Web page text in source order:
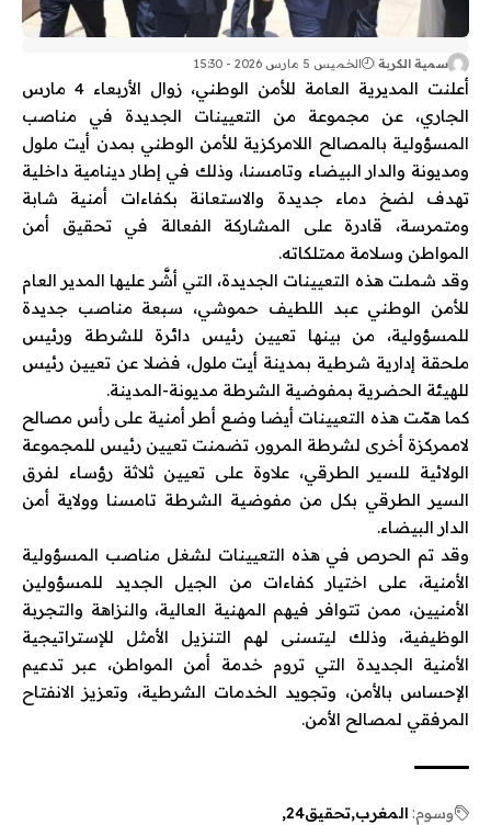
سمية الكربة الخميس 5 مارس 2026 - 15:30
أعلنت المديرية العامة للأمن الوطني، زوال الأربعاء 4 مارس
الجاري، عن مجموعة من التعيينات الجديدة في مناصب
المسؤولية بالمصالح اللامركزية للأمن الوطني بمدن أيت ملول
ومديونة والدار البيضاء وتامسنا، وذلك في إطار دينامية داخلية
تهدف لضخ دماء جديدة والاستعانة بكفاءات أمنية شابة
ومتمرسة، قادرة على المشاركة الفعالة في تحقيق أمن
المواطن وسلامة ممتلكاته.
وقد شملت هذه التعيينات الجديدة، التي أشَّر عليها المدير العام
للأمن الوطني عبد اللطيف حموشي، سبعة مناصب جديدة
للمسؤولية، من بينها تعيين رئيس دائرة للشرطة ورئيس
ملحقة إدارية شرطية بمدينة أيت ملول، فضلا عن تعيين رئيس
للهيئة الحضرية بمفوضية الشرطة مديونة-المدينة.
كما همّت هذه التعيينات أيضا وضع أطر أمنية على رأس مصالح
لاممركزة أخرى لشرطة المرور، تضمنت تعيين رئيس للمجموعة
الولائية للسير الطرقي، علاوة على تعيين ثلاثة رؤساء لفرق
السير الطرقي بكل من مفوضية الشرطة تامسنا وولاية أمن
الدار البيضاء.
وقد تم الحرص في هذه التعيينات لشغل مناصب المسؤولية
الأمنية، على اختيار كفاءات من الجيل الجديد للمسؤولين
الأمنيين، ممن تتوافر فيهم المهنية العالية، والنزاهة والتجربة
الوظيفية، وذلك ليتسنى لهم التنزيل الأمثل للإستراتيجية
الأمنية الجديدة التي تروم خدمة أمن المواطن، عبر تدعيم
الإحساس بالأمن، وتجويد الخدمات الشرطية، وتعزيز الانفتاح
المرفقي لمصالح الأمن.
وسوم: المغرب تحقيق24